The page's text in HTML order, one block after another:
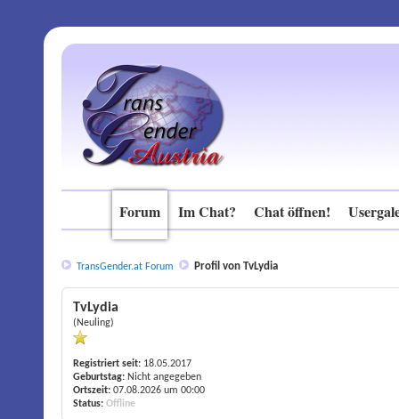
Forum Im Chat? Chat öffnen!
TransGender.at Forum Profil von TvLydia
TvLydia
(Neuling)
Registriert seit: 18.05.2017
Geburtstag: Nicht angegeben
Ortszeit: 07.08.2026 um 00:00
Status: Offline